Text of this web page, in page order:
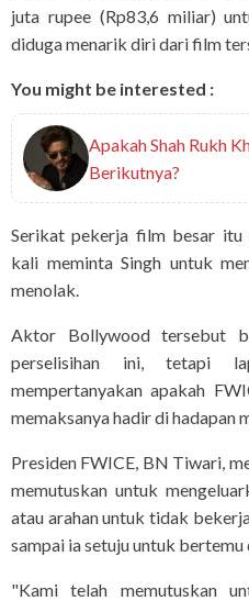
juta rupee (Rp83,6 miliar)
diduga menarik diri dari film
You might be interested :
Apakah Shah Rukh
Berikutnya?
Serikat pekerja film besar itu
kali meminta Singh untuk
menolak.
Aktor Bollywood tersebut
perselisihan ini, tetapi
mempertanyakan apakah
memaksanya hadir di hadapan
Presiden FWICE, BN Tiwari,
memutuskan untuk
atau arahan untuk tidak
sampai ia setuju untuk
"Kami telah memutuskan